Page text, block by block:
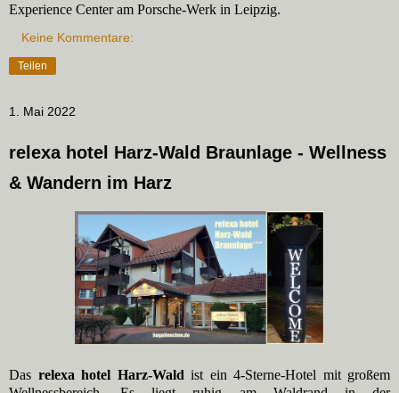
Experience Center am Porsche-Werk in Leipzig.
Keine Kommentare:
Teilen
1. Mai 2022
relexa hotel Harz-Wald Braunlage - Wellness
& Wandern im Harz
Das relexa hotel Harz-Wald ist ein 4-Sterne-Hotel mit großem